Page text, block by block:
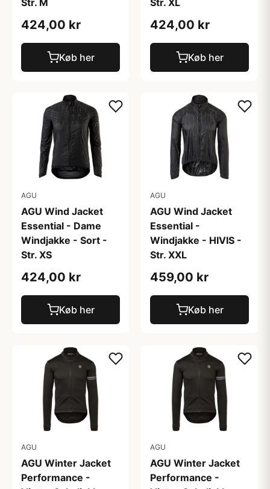
Str. M
424,00 kr
Køb her
Str. XL
424,00 kr
Køb her
AGU
AGU Wind Jacket
Essential - Dame
Windjakke - Sort -
Str. XS
424,00 kr
Køb her
AGU
AGU Wind Jacket
Essential -
Windjakke - HIVIS -
Str. XXL
459,00 kr
Køb her
AGU
AGU Winter Jacket
Performance -
AGU
AGU Winter Jacket
Performance -